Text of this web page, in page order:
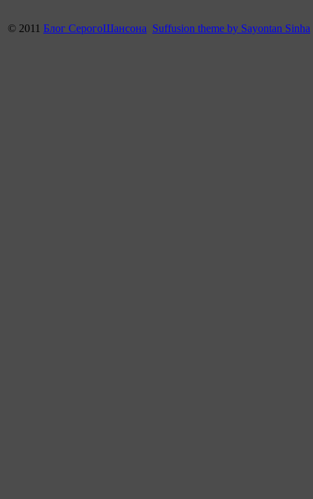
© 2011 Блог СерогоШансона Suffusion theme by Sayontan Sinha